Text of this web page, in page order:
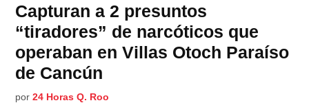
Capturan a 2 presuntos
“tiradores” de narcóticos que
operaban en Villas Otoch Paraíso
de Cancún
por 24 Horas Q. Roo